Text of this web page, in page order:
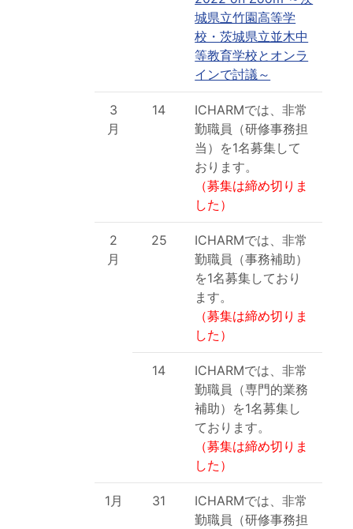
城県立竹園高等学
校・茨城県立並木中
等教育学校とオンラ
インで討議～
3
月
14
ICHARMでは、非常
勤職員（研修事務担
当）を1名募集して
おります。
（募集は締め切りま
した）
2
月
25
ICHARMでは、非常
勤職員（事務補助）
を1名募集しており
ます。
（募集は締め切りま
した）
14
ICHARMでは、非常
勤職員（専門的業務
補助）を1名募集し
ております。
（募集は締め切りま
した）
1月 31
ICHARMでは、非常
勤職員（研修事務担